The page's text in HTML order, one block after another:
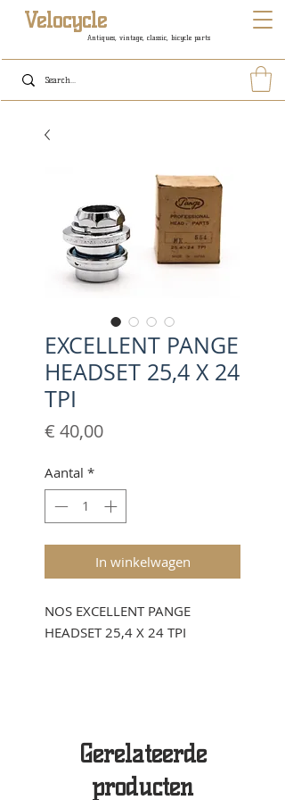
Antiques, vintage, classic, bicycle parts
Velocycle
EXCELLENT PANGE
HEADSET 25,4 X 24
TPI
€ 40,00Prijs
Aantal *
In winkelwagen
NOS EXCELLENT PANGE
HEADSET 25,4 X 24 TPI
Gerelateerde
producten